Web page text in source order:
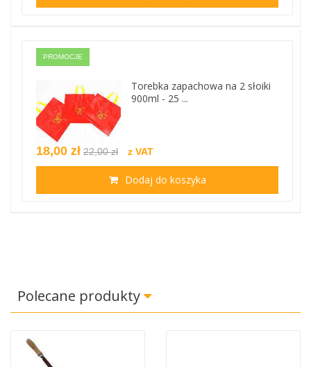
PROMOCJE
Torebka zapachowa na 2 słoiki
900ml - 25 ...
18,00 zł 22,00 zł z VAT
Dodaj do koszyka
Polecane produkty